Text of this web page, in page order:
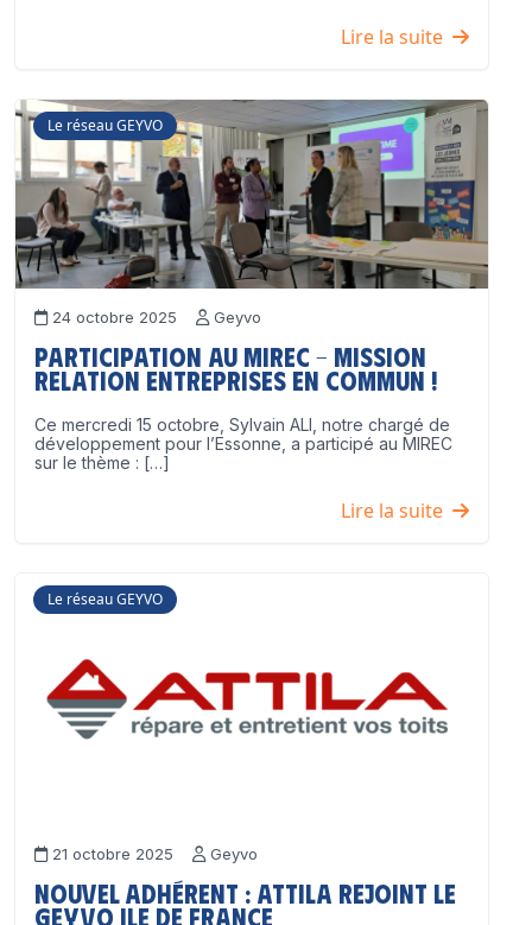
Lire la suite
Le réseau GEYVO
24 octobre 2025 Geyvo
Participation au MIREC – Mission
Relation Entreprises en Commun !
Ce mercredi 15 octobre, Sylvain ALI, notre chargé de
développement pour l’Essonne, a participé au MIREC
sur le thème : […]
Lire la suite
Le réseau GEYVO
21 octobre 2025 Geyvo
Nouvel adhérent : ATTILA rejoint le
GEYVO Ile de France